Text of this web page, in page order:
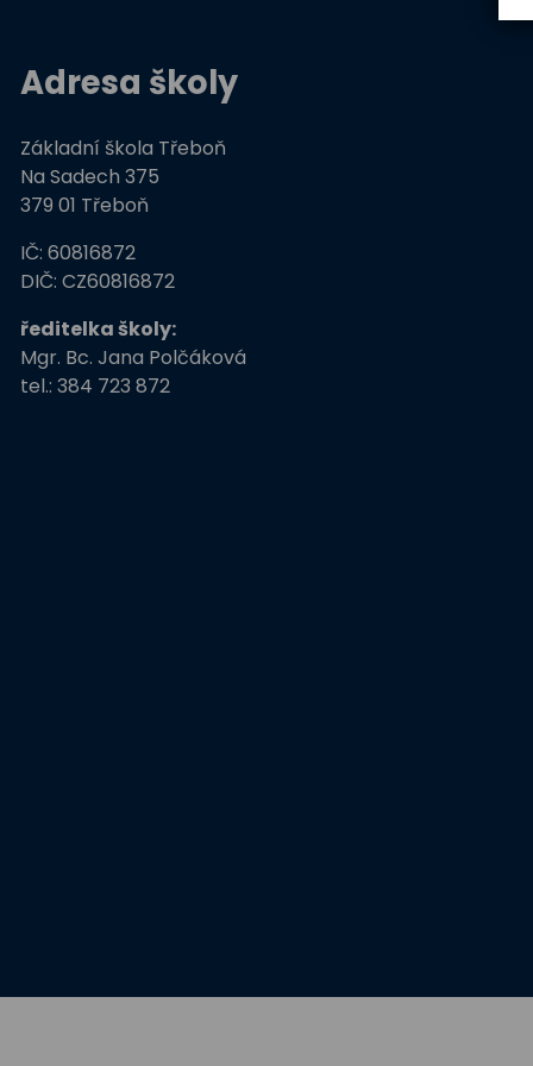
Adresa školy
Základní škola Třeboň
Na Sadech 375
379 01 Třeboň
IČ: 60816872
DIČ: CZ60816872
ředitelka školy:
Mgr. Bc. Jana Polčáková
tel.: 384 723 872